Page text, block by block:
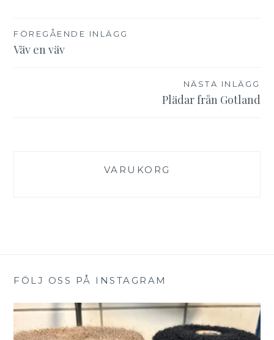
Inläggsnavigering
FÖREGÅENDE INLÄGG
Väv en väv
NÄSTA INLÄGG
Plädar från Gotland
VARUKORG
FÖLJ OSS PÅ INSTAGRAM